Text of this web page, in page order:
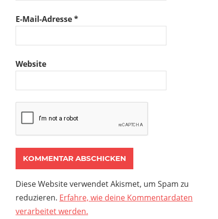
E-Mail-Adresse*
Website
Diese Website verwendet Akismet, um Spam zu
reduzieren. Erfahre, wie deine Kommentardaten
verarbeitet werden.